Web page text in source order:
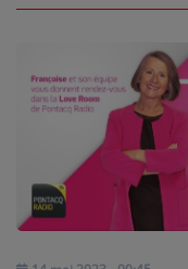
GRILLE DES
C'ÉTAIT QUOI CE TITRE ?
MÉDIAS